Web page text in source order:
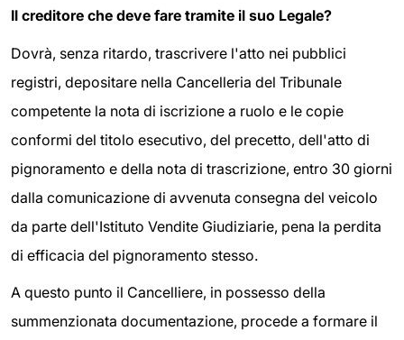
Il creditore che deve fare tramite il suo Legale?
Dovrà, senza ritardo, trascrivere l'atto nei pubblici
registri, depositare nella Cancelleria del Tribunale
competente la nota di iscrizione a ruolo e le copie
conformi del titolo esecutivo, del precetto, dell'atto di
pignoramento e della nota di trascrizione, entro 30 giorni
dalla comunicazione di avvenuta consegna del veicolo
da parte dell'Istituto Vendite Giudiziarie, pena la perdita
di efficacia del pignoramento stesso.
A questo punto il Cancelliere, in possesso della
summenzionata documentazione, procede a formare il